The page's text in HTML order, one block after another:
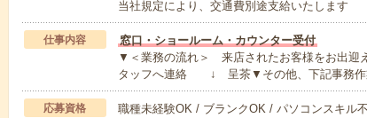
当社規定により、交通費別途支給いたします
仕事内容
窓口・ショールーム・カウンター受付
▼＜業務の流れ＞ 来店されたお客様をお
タッフへ連絡 ↓ 呈茶▼その他、下記事務作
応募資格
職種未経験OK / ブランクOK / パソコンスキル